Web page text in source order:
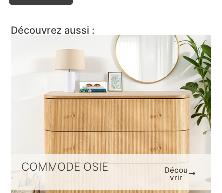
Découvrez aussi :
COMMODE OSIE Décou
vrir